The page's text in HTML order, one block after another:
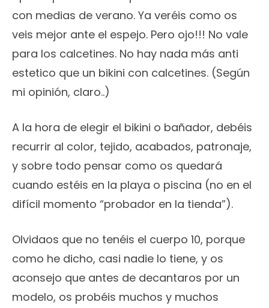
con medias de verano. Ya veréis como os
veis mejor ante el espejo. Pero ojo!!! No vale
para los calcetines. No hay nada más anti
estetico que un bikini con calcetines. (Según
mi opinión, claro..)
A la hora de elegir el bikini o bañador, debéis
recurrir al color, tejido, acabados, patronaje,
y sobre todo pensar como os quedará
cuando estéis en la playa o piscina (no en el
difícil momento “probador en la tienda”).
Olvidaos que no tenéis el cuerpo 10, porque
como he dicho, casi nadie lo tiene, y os
aconsejo que antes de decantaros por un
modelo, os probéis muchos y muchos